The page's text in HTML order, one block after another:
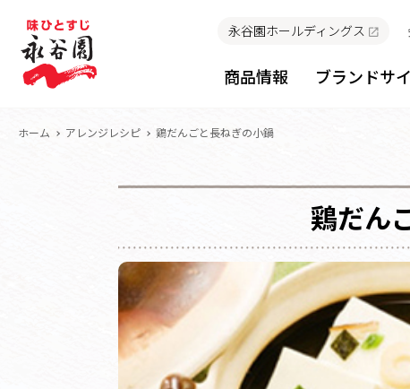
永谷園ホールディングス
商品情報 ブランドサ
ホーム アレンジレシピ 鶏だんごと長ねぎの小鍋
鶏だん